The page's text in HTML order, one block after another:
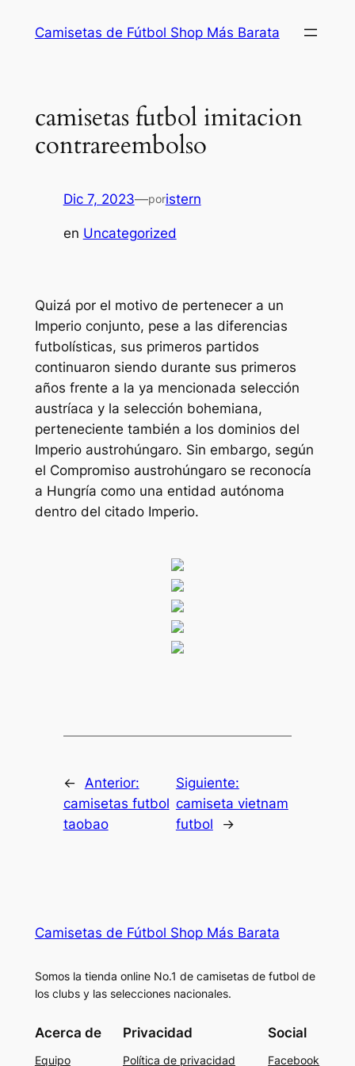
Camisetas de Fútbol Shop Más Barata
camisetas futbol imitacion
contrareembolso
Dic 7, 2023—poristern
en Uncategorized
Quizá por el motivo de pertenecer a un
Imperio conjunto, pese a las diferencias
futbolísticas, sus primeros partidos
continuaron siendo durante sus primeros
años frente a la ya mencionada selección
austríaca y la selección bohemiana,
perteneciente también a los dominios del
Imperio austrohúngaro. Sin embargo, según
el Compromiso austrohúngaro se reconocía
a Hungría como una entidad autónoma
dentro del citado Imperio.
←
Anterior:
camisetas futbol
taobao
Siguiente:
camiseta vietnam
futbol
→
Camisetas de Fútbol Shop Más Barata
Somos la tienda online No.1 de camisetas de futbol de
los clubs y las selecciones nacionales.
Acerca de
Equipo
Privacidad
Política de privacidad
Social
Facebook